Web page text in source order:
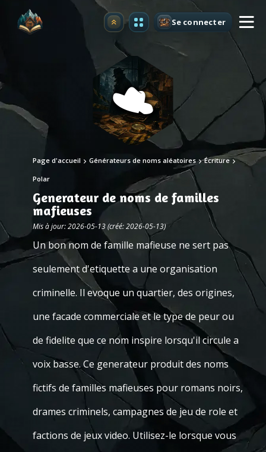
Premium Se connecter
Page d'accueil Générateurs de noms aléatoires Écriture
Polar
Generateur de noms de familles
mafieuses
Mis à jour: 2026-05-13 (créé: 2026-05-13)
Un bon nom de famille mafieuse ne sert pas
seulement d'etiquette a une organisation
criminelle. Il evoque un quartier, des origines,
une facade commerciale et le type de peur ou
de fidelite que ce nom inspire lorsqu'il circule a
voix basse. Ce generateur produit des noms
fictifs de familles mafieuses pour romans noirs,
drames criminels, campagnes de jeu de role et
factions de jeux video. Utilisez-le lorsque vous